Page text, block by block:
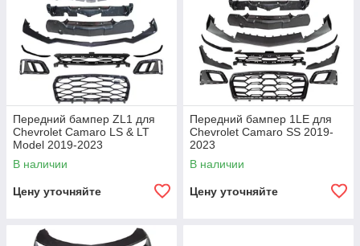
Передний бампер ZL1 для
Chevrolet Camaro LS & LT
Model 2019-2023
В наличии
Цену уточняйте
Передний бампер 1LE для
Chevrolet Camaro SS 2019-
2023
В наличии
Цену уточняйте